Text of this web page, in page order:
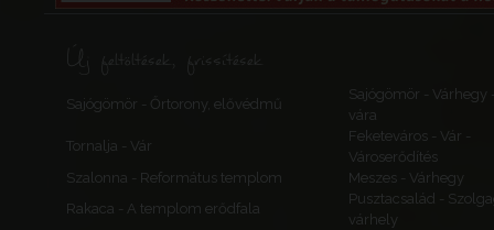
Új feltöltések, frissítések
Sajógömör - Őrtorony, elővédmű
Sajógömör - Várhegy
vára
Tornalja - Vár
Feketeváros - Vár -
Városerődítés
Szalonna - Református templom
Meszes - Várhegy
Rakaca - A templom erődfala
Pusztacsalád -
várhely